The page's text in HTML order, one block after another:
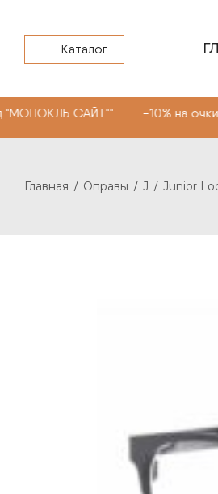
Каталог
-10% на очки,
Главная / Оправы / J / Junior